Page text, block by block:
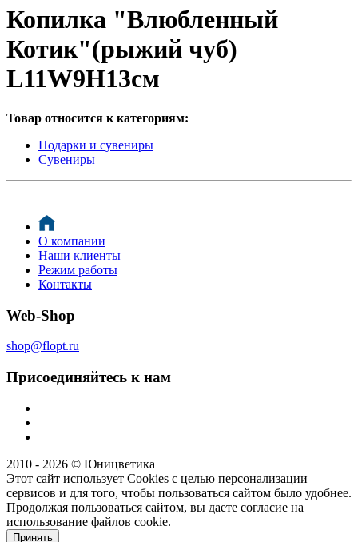
Копилка "Влюбленный
Котик"(рыжий чуб)
L11W9H13см
Товар относится к категориям:
Подарки и сувениры
Сувениры
О компании
Наши клиенты
Режим работы
Контакты
Web-Shop
shop@flopt.ru
Присоединяйтесь к нам
2010 - 2026 © Юницветика
Этот сайт использует Cookies с целью персонализации
сервисов и для того, чтобы пользоваться сайтом было удобнее.
Продолжая пользоваться сайтом, вы даете согласие на
использование файлов cookie.
Принять